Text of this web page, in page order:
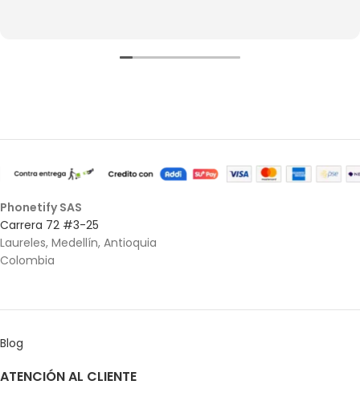
Phonetify SAS
Carrera 72 #3-25
Laureles, Medellín, Antioquia
Colombia
Blog
ATENCIÓN AL CLIENTE